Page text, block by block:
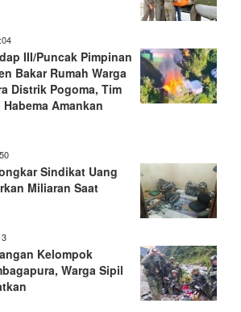
III/Puncak Pimpinan
Bakar Rumah Warga
Distrik Pogoma, Tim
Amankan
Sindikat Uang
Miliaran Saat
Kelompok
Warga Sipil